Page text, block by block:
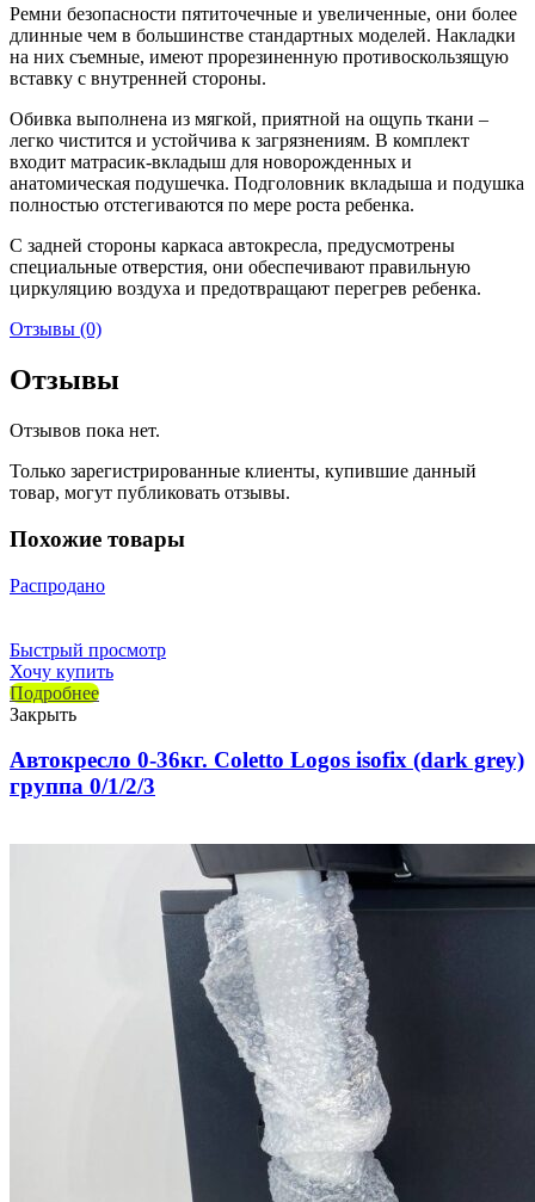
Ремни безопасности пятиточечные и увеличенные, они более
длинные чем в большинстве стандартных моделей. Накладки
на них съемные, имеют прорезиненную противоскользящую
вставку с внутренней стороны.
Обивка выполнена из мягкой, приятной на ощупь ткани –
легко чистится и устойчива к загрязнениям. В комплект
входит матрасик-вкладыш для новорожденных и
анатомическая подушечка. Подголовник вкладыша и подушка
полностью отстегиваются по мере роста ребенка.
С задней стороны каркаса автокресла, предусмотрены
специальные отверстия, они обеспечивают правильную
циркуляцию воздуха и предотвращают перегрев ребенка.
Отзывы (0)
Отзывы
Отзывов пока нет.
Только зарегистрированные клиенты, купившие данный
товар, могут публиковать отзывы.
Похожие товары
Распродано
Быстрый просмотр
Хочу купить
Подробнее
Закрыть
Автокресло 0-36кг. Coletto Logos isofix (dark grey)
группа 0/1/2/3